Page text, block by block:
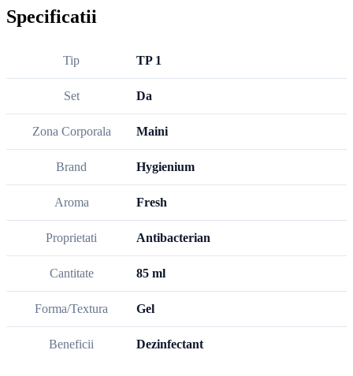
Specificatii
Tip TP 1
Set Da
Zona Corporala Maini
Brand Hygienium
Aroma Fresh
Proprietati Antibacterian
Cantitate 85 ml
Forma/Textura Gel
Beneficii Dezinfectant